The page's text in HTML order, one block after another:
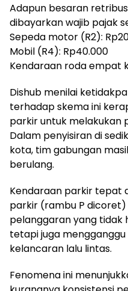
Adapun besaran
dibayarkan wajib pajak
Sepeda motor (R2):
Mobil (R4): Rp40.000
Kendaraan roda empat
Dishub menilai
terhadap skema ini
parkir untuk melakukan
Dalam penyisiran di
kota, tim gabungan
berulang.
Kendaraan parkir tepat
parkir (rambu P
pelanggaran yang tidak
tetapi juga
kelancaran lalu lintas.
Fenomena ini